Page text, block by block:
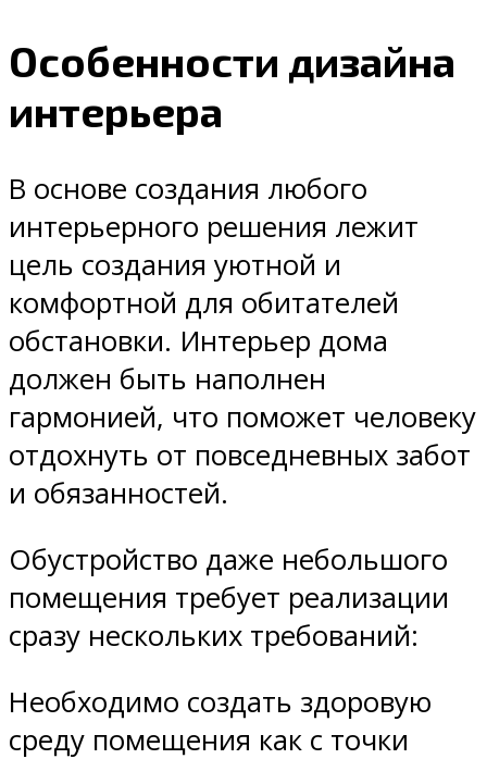
Особенности дизайна
интерьера
В основе создания любого
интерьерного решения лежит
цель создания уютной и
комфортной для обитателей
обстановки. Интерьер дома
должен быть наполнен
гармонией, что поможет человеку
отдохнуть от повседневных забот
и обязанностей.
Обустройство даже небольшого
помещения требует реализации
сразу нескольких требований:
Необходимо создать здоровую
среду помещения как с точки